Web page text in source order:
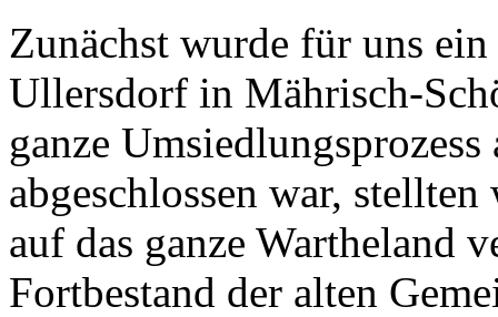
Zunächst wurde für uns
Ullersdorf in Mährisch-
ganze
abgeschlossen war,
auf das ganze Wartheland
Fortbestand der alten